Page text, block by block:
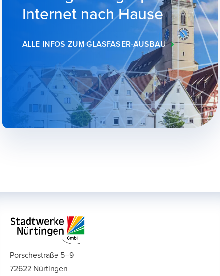
Internet nach Hause
ALLE INFOS ZUM GLASFASER-AUSBAU
Porschestraße 5–9
72622 Nürtingen